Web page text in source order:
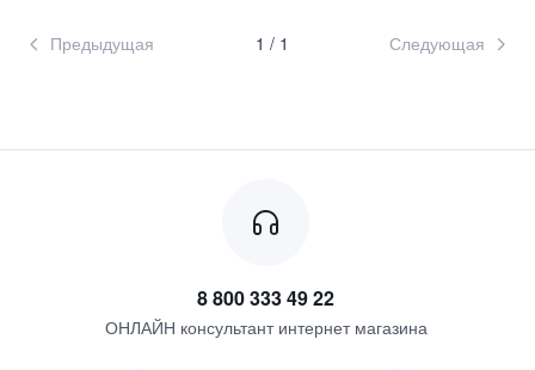
Предыдущая 1 / 1 Следующая
8 800 333 49 22
ОНЛАЙН консультант интернет магазина